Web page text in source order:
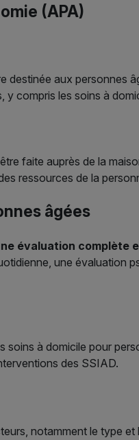
(APA)
destinée aux personnes
y compris les soins à
faite auprès de la
ressources de la
âgées
évaluation complète
une évaluation
à domicile pour
des SSIAD.
notamment le type